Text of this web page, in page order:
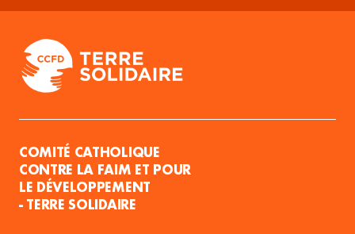
COMITÉ CATHOLIQUE
CONTRE LA FAIM ET POUR
LE DÉVELOPPEMENT
- TERRE SOLIDAIRE